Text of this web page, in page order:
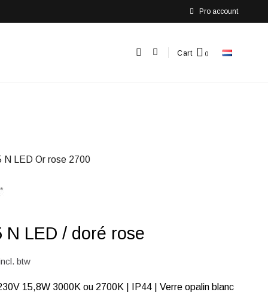
Pro account
Cart
N LED Or rose 2700
N LED / doré rose
btw
15,8W 3000K ou 2700K | IP44 | Verre opalin blanc